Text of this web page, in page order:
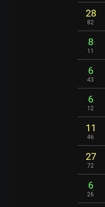
28
82
8
11
6
43
6
12
11
46
27
72
6
26